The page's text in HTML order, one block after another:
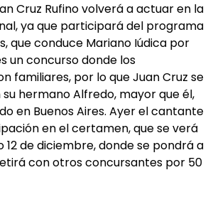
Cruz Rufino volverá a actuar en la
ya que participará del programa
que conduce Mariano Iúdica por
un concurso donde los
familiares, por lo que Juan Cruz se
hermano Alfredo, mayor que él,
en Buenos Aires. Ayer el cantante
en el certamen, que se verá
12 de diciembre, donde se pondrá a
con otros concursantes por 50